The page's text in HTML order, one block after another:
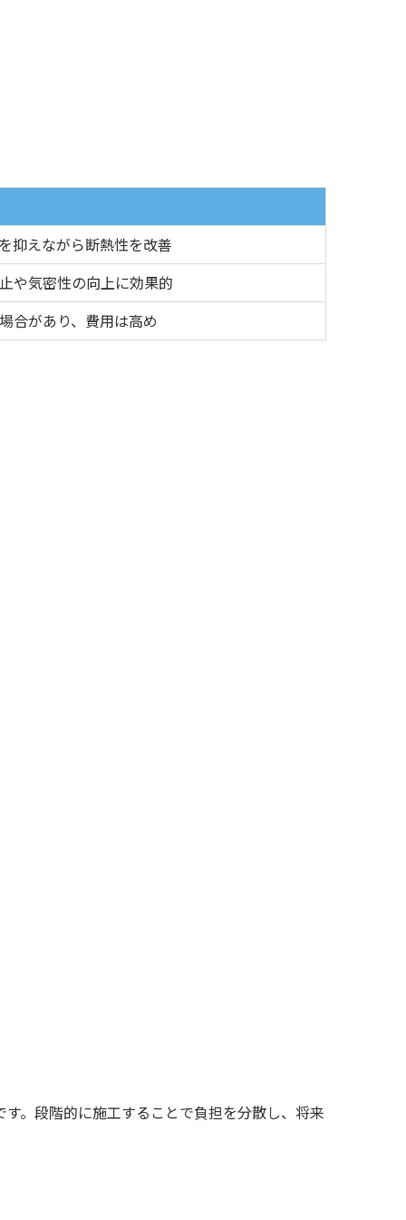
抑えながら断熱性を改善
や気密性の向上に効果的
合があり、費用は高め
。段階的に施工することで負担を分散し、将来